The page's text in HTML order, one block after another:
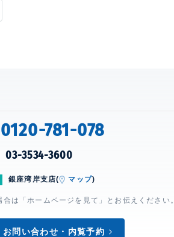
0120-781-078
03-3534-3600
銀座湾岸支店( マップ)
は「ホームページを見て」とお伝えください
お問い合わせ・内覧予約